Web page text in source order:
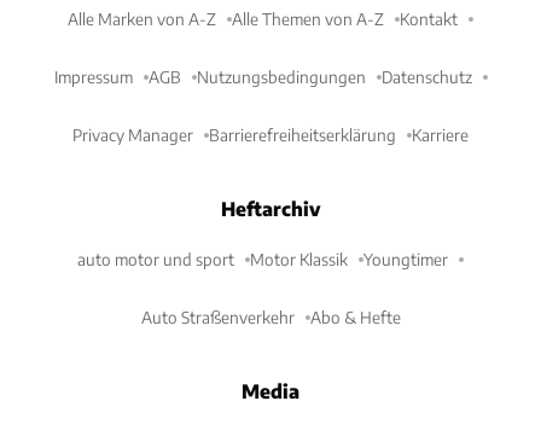
Alle Marken von A-Z Alle Themen von A-Z Kontakt
Impressum AGB Nutzungsbedingungen Datenschutz
Privacy Manager Barrierefreiheitserklärung Karriere
Heftarchiv
auto motor und sport Motor Klassik Youngtimer
Auto Straßenverkehr Abo & Hefte
Media